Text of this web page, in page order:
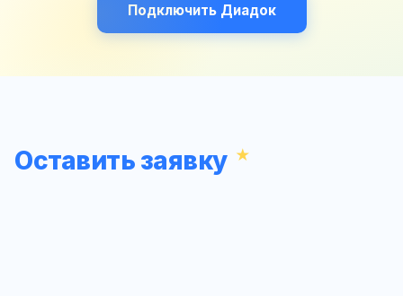
Подключить Диадок
Оставить заявку